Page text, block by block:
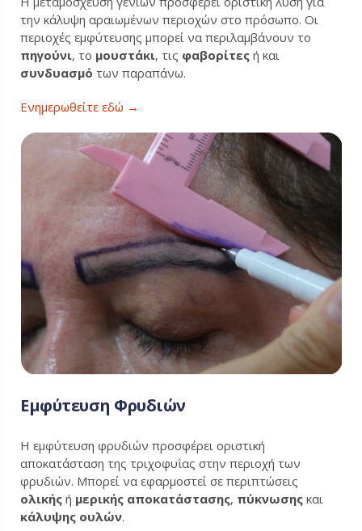
την κάλυψη αραιωμένων περιοχών στο πρόσωπο. Οι
περιοχές εμφύτευσης μπορεί να περιλαμβάνουν το
πηγούνι, το μουστάκι, τις φαβορίτες ή και
συνδυασμό των παραπάνω.
Ενημερωθείτε εδώ →
Εμφύτευση Φρυδιών
Η εμφύτευση φρυδιών προσφέρει οριστική
αποκατάσταση της τριχοφυΐας στην περιοχή των
φρυδιών. Μπορεί να εφαρμοστεί σε περιπτώσεις
ολικής ή μερικής αποκατάστασης, πύκνωσης και
κάλυψης ουλών.